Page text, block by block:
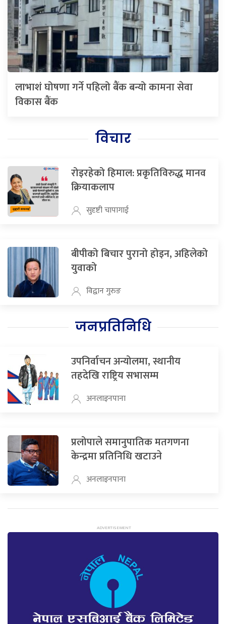
लाभाशं घोषणा गर्ने पहिलो बैंक बन्यो कामना सेवा
विकास बैंक
विचार
रोइरहेको हिमाल: प्रकृतिविरुद्ध मानव
क्रियाकलाप
सुदृष्टी चापागाई
बीपीको बिचार पुरानो होइन, अहिलेको
युवाको
विद्वान गुरुङ
जनप्रतिनिधि
उपनिर्वाचन अन्योलमा, स्थानीय
तहदेखि राष्ट्रिय सभासम्म
अनलाइनपाना
प्रलोपाले समानुपातिक मतगणना
केन्द्रमा प्रतिनिधि खटाउने
अनलाइनपाना